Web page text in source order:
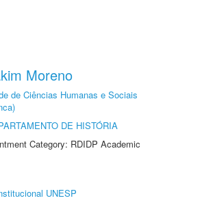
Moreno
de Ciências Humanas e Sociais
DE HISTÓRIA
Category: RDIDP Academic
UNESP